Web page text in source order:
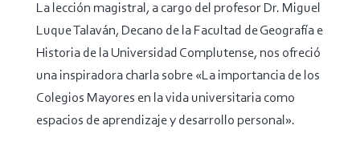
La lección magistral, a cargo del profesor Dr. Miguel
Luque Talaván, Decano de la Facultad de Geografía e
Historia de la Universidad Complutense, nos ofreció
una inspiradora charla sobre «La importancia de los
Colegios Mayores en la vida universitaria como
espacios de aprendizaje y desarrollo personal».